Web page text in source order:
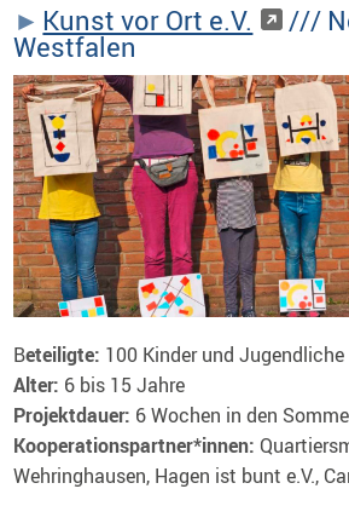
Kunst vor Ort e.V. ///
Westfalen
Beteiligte: 100 Kinder und Jugendliche
Alter: 6 bis 15 Jahre
Projektdauer: 6 Wochen in den
Kooperationspartner*innen:
Wehringhausen, Hagen ist bunt e.V.,